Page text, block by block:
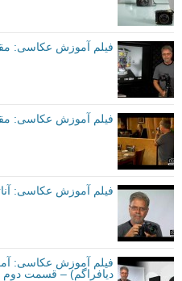
فیلم آموزش عکاسی:
فیلم آموزش عکاسی:
فیلم آموزش عکاسی:
فیلم آموزش عکاسی:
دیافراگم) – قسمت دوم